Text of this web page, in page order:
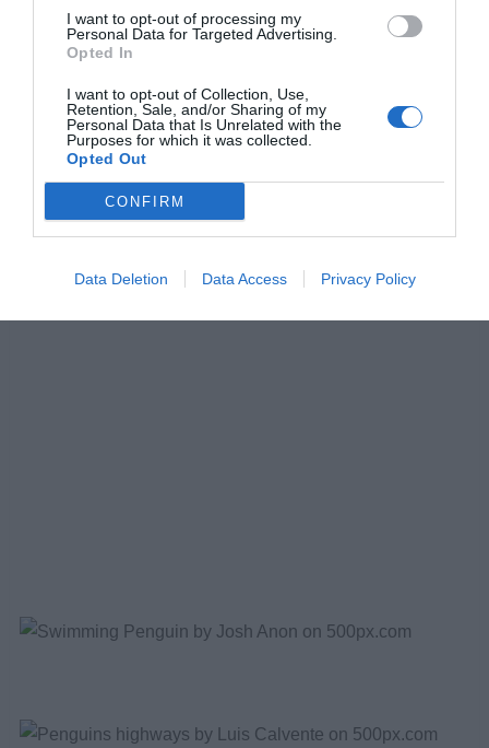
I want to opt-out of processing my
Personal Data for Targeted Advertising.
Opted In
I want to opt-out of Collection, Use,
Retention, Sale, and/or Sharing of my
Personal Data that Is Unrelated with the
Purposes for which it was collected.
Opted Out
CONFIRM
Data Deletion Data Access Privacy Policy